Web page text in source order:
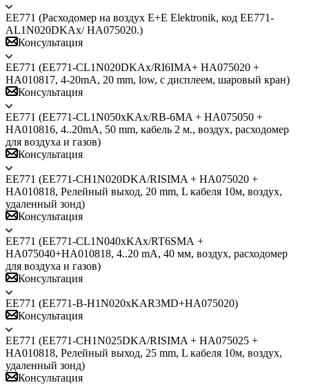
ЕЕ771 (Расходомер на воздух Е+Е Elektronik, код EE771-
AL1N020DKAx/ HA075020.)
Консультация
ЕЕ771 (EE771-СL1N020DKАx/RI6IMA+ HA075020 +
HA010817, 4-20mA, 20 mm, low, с дисплеем, шаровый кран)
Консультация
ЕЕ771 (EE771-CL1N050xKAx/RB-6MA + HA075050 +
HA010816, 4..20mA, 50 mm, кабель 2 м., воздух, расходомер
для воздуха и газов)
Консультация
ЕЕ771 (EE771-CH1N020DKA/RISIMA + HA075020 +
HA010818, Релейный выход, 20 mm, L кабеля 10м, воздух,
удаленный зонд)
Консультация
ЕЕ771 (EE771-СL1N040хKАх/RT6SMА +
HA075040+HA010818, 4..20 mA, 40 мм, воздух, расходомер
для воздуха и газов)
Консультация
ЕЕ771 (EE771-B-H1N020xKAR3MD+HA075020)
Консультация
ЕЕ771 (EE771-CH1N025DKA/RISIMA + HA075025 +
HA010818, Релейный выход, 25 mm, L кабеля 10м, воздух,
удаленный зонд)
Консультация